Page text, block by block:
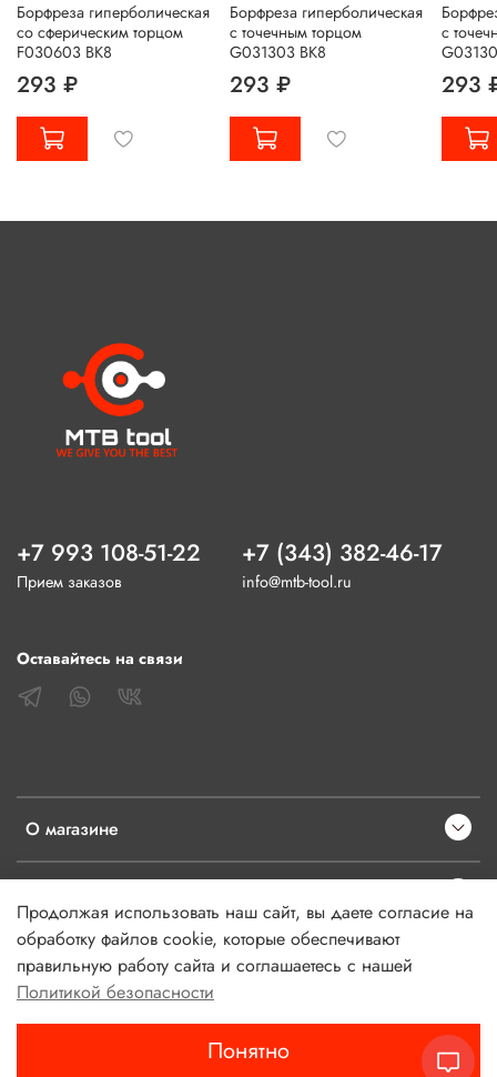
Борфреза гиперболическая
со сферическим торцом
F030603 ВК8
293 ₽
Борфреза гиперболическая
с точечным торцом
G031303 ВК8
293 ₽
с
293
О магазине
Информация
+7 993 108-51-22
Прием заказов
+7 (343) 382-46-17
info@mtb-tool.ru
Оставайтесь на связи
Продолжая использовать наш сайт, вы даете согласие на
обработку файлов cookie, которые обеспечивают
правильную работу сайта и соглашаетесь с нашей
Политикой безопасности
Понятно